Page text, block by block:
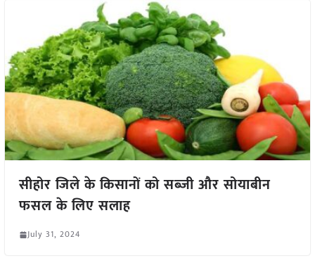
सीहोर जिले के किसानों को सब्जी और सोयाबीन
फसल के लिए सलाह
July 31, 2024